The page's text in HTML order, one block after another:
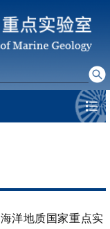
海洋地质国家重点实